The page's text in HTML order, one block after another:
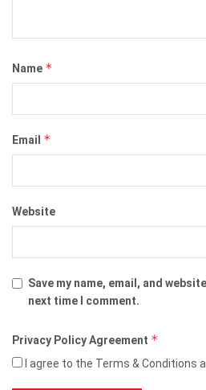
Name *
Email *
Website
Save my name, email, and
next time I comment.
Privacy Policy Agreement *
I agree to the Terms & Conditions